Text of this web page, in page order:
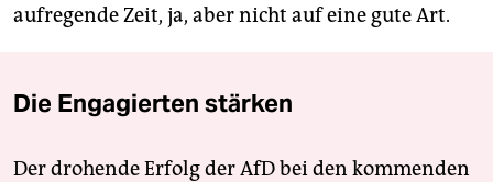
aufregende Zeit, ja, aber nicht auf eine gute Art.
Die Engagierten stärken
Der drohende Erfolg der AfD bei den kommenden